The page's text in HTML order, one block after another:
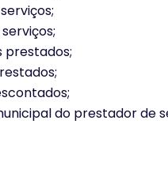
prestados;
do prestador de